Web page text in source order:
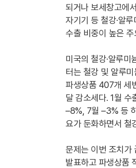
되거나 보세창고에
자기기 등 철강·알
수출 비중이 높은
미국의 철강·알루
터는 철강 및 알루
파생상품 407개 세
달 감소세다. 1월
–8%, 7월 –3% 등
요가 둔화하면서 철
문제는 이번 조치가
발표하고 파생상품